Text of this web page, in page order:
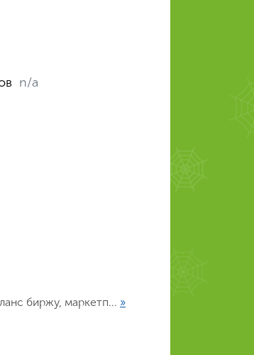
n/a
биржу, маркетп... »